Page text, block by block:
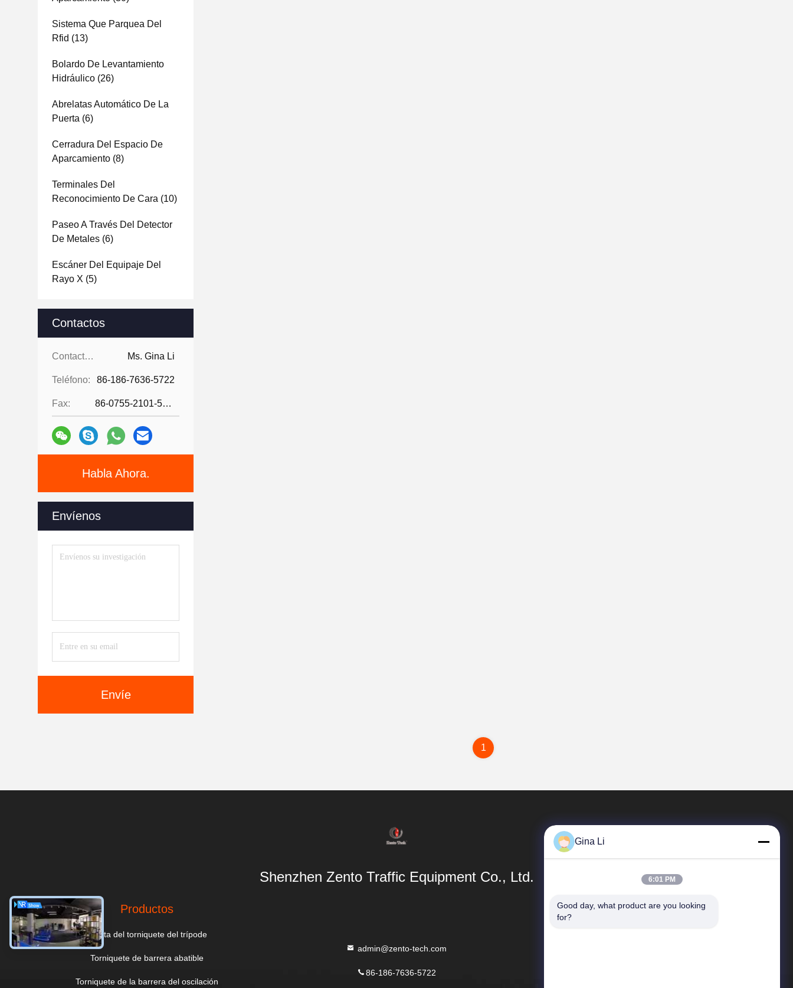
Sistema Que Parquea Del
Rfid (13)
Bolardo De Levantamiento
Hidráulico (26)
Abrelatas Automático De La
Puerta (6)
Cerradura Del Espacio De
Aparcamiento (8)
Terminales Del
Reconocimiento De Cara (10)
Paseo A Través Del Detector
De Metales (6)
Escáner Del Equipaje Del
Rayo X (5)
Contactos
Contactos: Ms. Gina Li
Teléfono: 86-186-7636-5722
Fax: 86-0755-2101-5736
Habla Ahora.
Envíenos
Envíe
1
Shenzhen Zento Traffic Equipment Co., Ltd.
Productos
Puerta del torniquete del trípode
Torniquete de barrera abatible
Torniquete de la barrera del oscilación
admin@zento-tech.com
86-186-7636-5722
Vínculos Rápidos
Gina Li
6:01 PM
Good day, what product are you looking
for?